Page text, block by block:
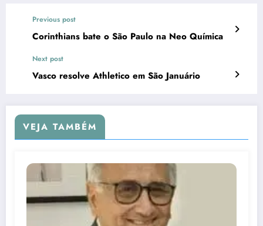
Previous post
Corinthians bate o São Paulo na Neo Química
Next post
Vasco resolve Athletico em São Januário
VEJA TAMBÉM